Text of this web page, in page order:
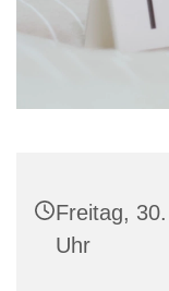
Freitag,
Uhr